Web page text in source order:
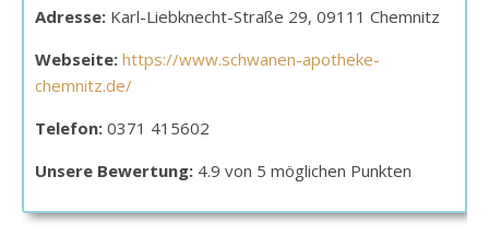
Adresse: Karl-Liebknecht-Straße 29, 09111 Chemnitz
Webseite: https://www.schwanen-apotheke-
chemnitz.de/
Telefon: 0371 415602
Unsere Bewertung: 4.9 von 5 möglichen Punkten